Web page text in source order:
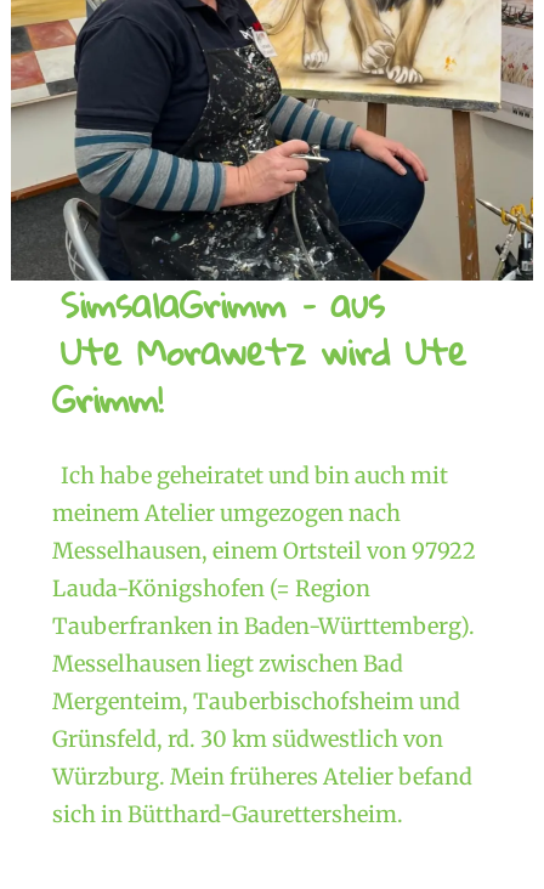
SimsalaGrimm – aus
Ute Morawetz wird Ute
Grimm!
Ich habe geheiratet und bin auch mit
meinem Atelier umgezogen nach
Messelhausen, einem Ortsteil von 97922
Lauda-Königshofen (= Region
Tauberfranken in Baden-Württemberg).
Messelhausen liegt zwischen Bad
Mergenteim, Tauberbischofsheim und
Grünsfeld, rd. 30 km südwestlich von
Würzburg. Mein früheres Atelier befand
sich in Bütthard-Gaurettersheim.